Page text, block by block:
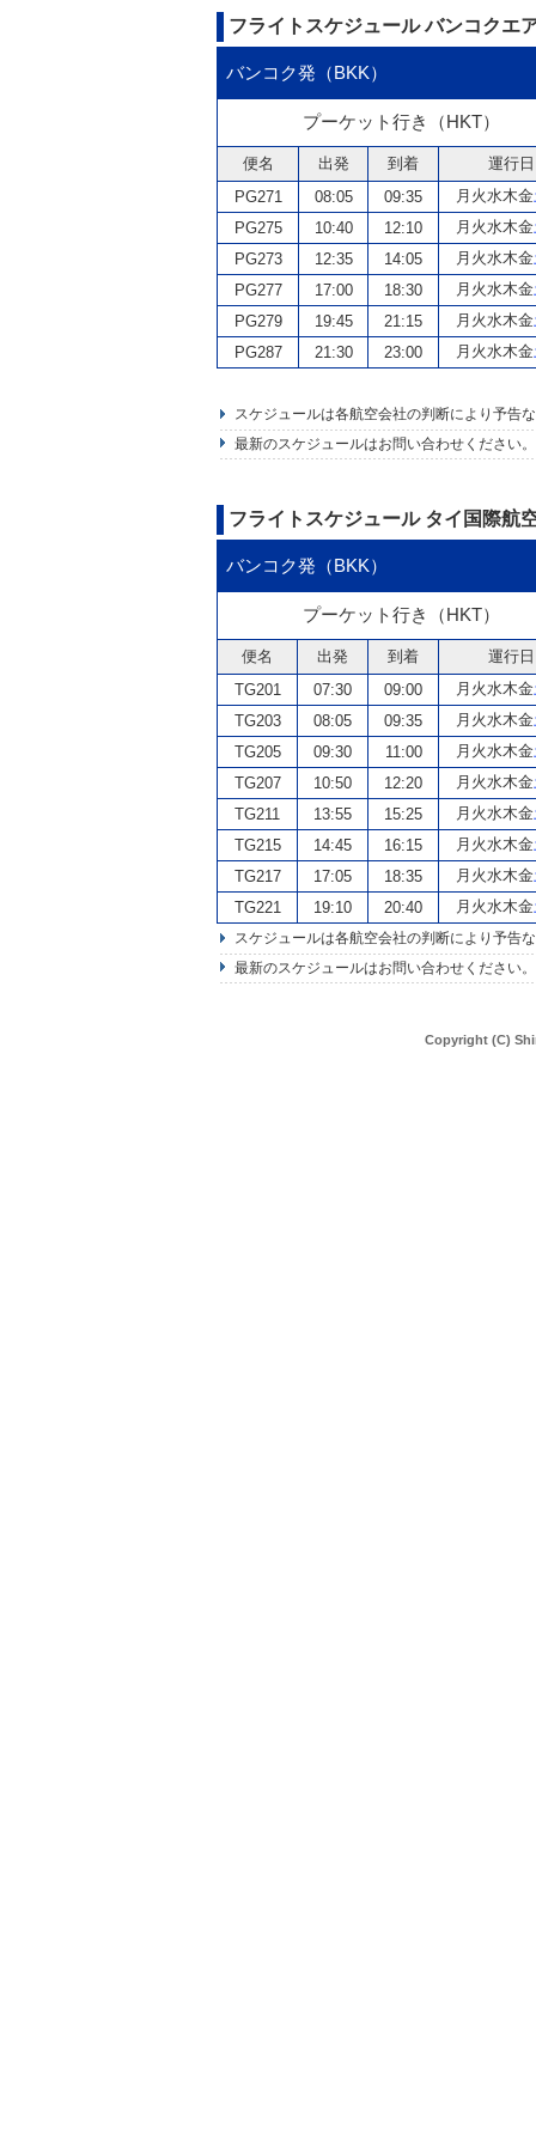
フライトスケジュールバンコクエ
バンコク発（BKK）
プーケット行き（HKT）
便名 出発 到着
運行日
PG271
08:05 09:35 月火水木金
PG275
10:40 12:10 月火水木金
PG273
12:35 14:05 月火水木金
PG277
17:00 18:30 月火水木金
PG279
19:45 21:15 月火水木金
PG287
21:30 23:00 月火水木金
スケジュールは各航空会社の判断により予告
最新のスケジュールはお問い合わせください。
フライトスケジュール タイ国際航
バンコク発（BKK）
プーケット行き（HKT）
便名 出発 到着
運行日
TG201
07:30 09:00 月火水木金
TG203
08:05 09:35 月火水木金
TG205
09:30 11:00 月火水木金
TG207
10:50 12:20 月火水木金
TG211
13:55 15:25 月火水木金
TG215
14:45 16:15 月火水木金
TG217
17:05 18:35 月火水木金
TG221
19:10 20:40 月火水木金
スケジュールは各航空会社の判断により予告
最新のスケジュールはお問い合わせください。
Copyright (C)